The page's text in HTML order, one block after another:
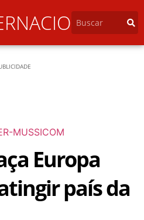
Europa
país da